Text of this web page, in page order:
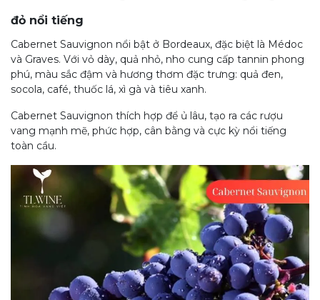
đỏ nổi tiếng
Cabernet Sauvignon nổi bật ở Bordeaux, đặc biệt là Médoc
và Graves. Với vỏ dày, quả nhỏ, nho cung cấp tannin phong
phú, màu sắc đậm và hương thơm đặc trưng: quả đen,
socola, café, thuốc lá, xì gà và tiêu xanh.
Cabernet Sauvignon thích hợp để ủ lâu, tạo ra các rượu
vang mạnh mẽ, phức hợp, cân bằng và cực kỳ nổi tiếng
toàn cầu.